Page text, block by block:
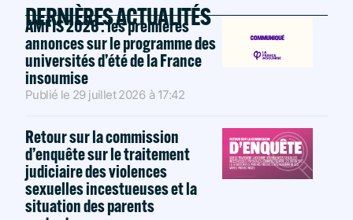
DERNIÈRES ACTUALITÉS
AMFIS 2026 : les premières
annonces sur le programme des
universités d’été de la France
insoumise
Publié le 29 juillet 2026 à 17:42
Retour sur la commission
d’enquête sur le traitement
judiciaire des violences
sexuelles incestueuses et la
situation des parents